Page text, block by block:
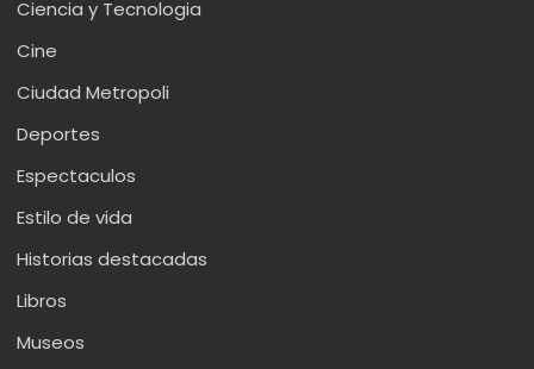
Ciencia y Tecnologia
Cine
Ciudad Metropoli
Deportes
Espectaculos
Estilo de vida
Historias destacadas
Libros
Museos